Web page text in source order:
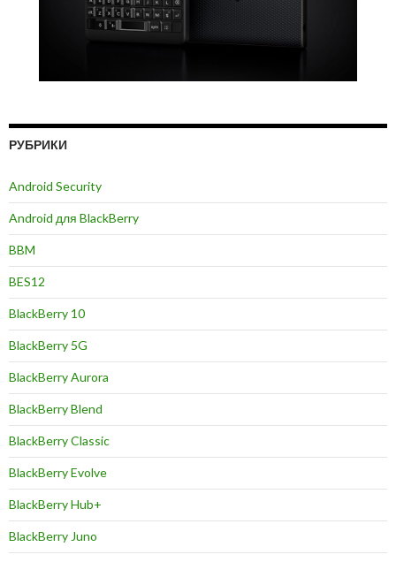
РУБРИКИ
Android Security
Android для BlackBerry
BBM
BES12
BlackBerry 10
BlackBerry 5G
BlackBerry Aurora
BlackBerry Blend
BlackBerry Classic
BlackBerry Evolve
BlackBerry Hub+
BlackBerry Juno